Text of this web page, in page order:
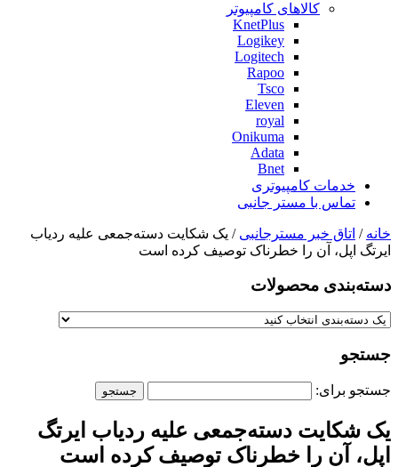
کالاهای کامپیوتر
KnetPlus
Logikey
Logitech
Rapoo
Tsco
Eleven
royal
Onikuma
Adata
Bnet
خدمات کامپیوتری
تماس با مستر جانبی
خانه / اتاق خبر مسترجانبی / یک شکایت دسته‌جمعی علیه ردیاب
ایرتگ اپل، آن را خطرناک توصیف کرده است
دسته‌بندی‌ محصولات
جستجو
جستجو برای:
یک شکایت دسته‌جمعی علیه ردیاب ایرتگ
اپل، آن را خطرناک توصیف کرده است